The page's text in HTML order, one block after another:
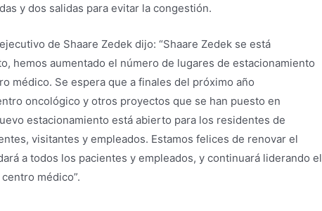
y dos salidas para evitar la congestión.
de Shaare Zedek dijo: “Shaare Zedek se está
hemos aumentado el número de lugares de estacionamiento
médico. Se espera que a finales del próximo año
oncológico y otros proyectos que se han puesto en
estacionamiento está abierto para los residentes de
visitantes y empleados. Estamos felices de renovar el
a todos los pacientes y empleados, y continuará liderando el
médico”.